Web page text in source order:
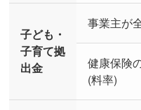
子ども・
子育て拠
出金
事業主が
健康保険
(料率)